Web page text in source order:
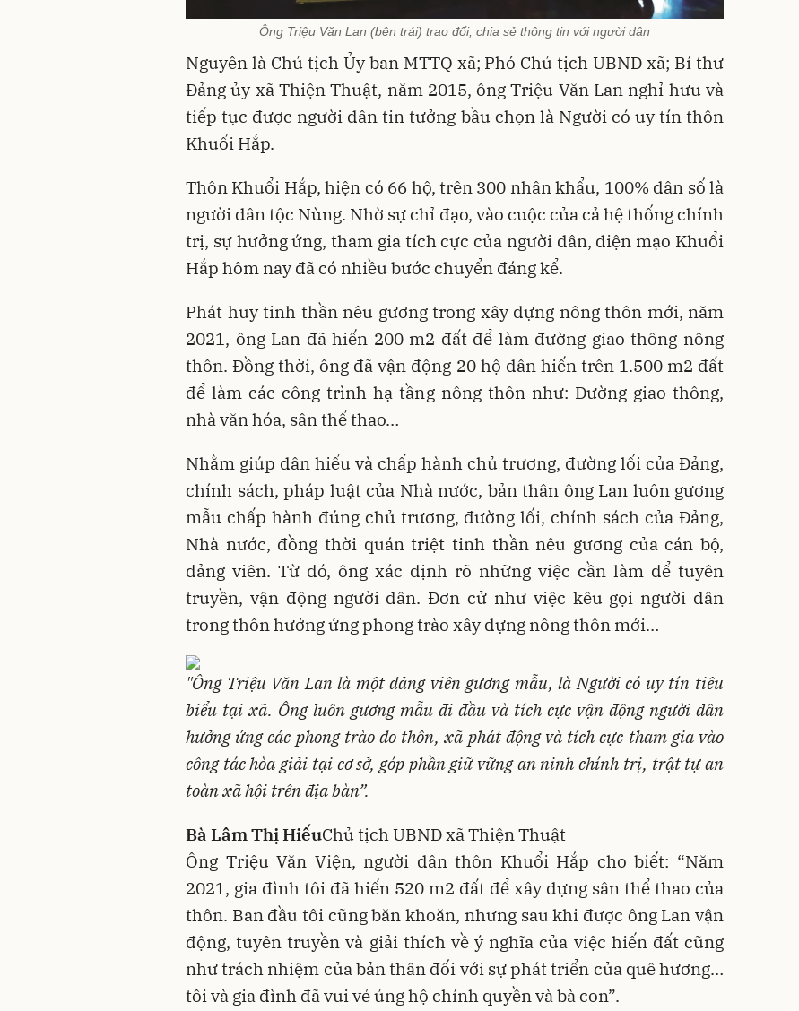
Ông Triệu Văn Lan (bên trái) trao đổi, chia sẻ thông tin với người dân
Nguyên là Chủ tịch Ủy ban MTTQ xã; Phó Chủ tịch UBND xã; Bí thư
Đảng ủy xã Thiện Thuật, năm 2015, ông Triệu Văn Lan nghỉ hưu và
tiếp tục được người dân tin tưởng bầu chọn là Người có uy tín thôn
Khuổi Hắp.
Thôn Khuổi Hắp, hiện có 66 hộ, trên 300 nhân khẩu, 100% dân số là
người dân tộc Nùng. Nhờ sự chỉ đạo, vào cuộc của cả hệ thống chính
trị, sự hưởng ứng, tham gia tích cực của người dân, diện mạo Khuổi
Hắp hôm nay đã có nhiều bước chuyển đáng kể.
Phát huy tinh thần nêu gương trong xây dựng nông thôn mới, năm
2021, ông Lan đã hiến 200 m2 đất để làm đường giao thông nông
thôn. Đồng thời, ông đã vận động 20 hộ dân hiến trên 1.500 m2 đất
để làm các công trình hạ tầng nông thôn như: Đường giao thông,
nhà văn hóa, sân thể thao…
Nhằm giúp dân hiểu và chấp hành chủ trương, đường lối của Đảng,
chính sách, pháp luật của Nhà nước, bản thân ông Lan luôn gương
mẫu chấp hành đúng chủ trương, đường lối, chính sách của Đảng,
Nhà nước, đồng thời quán triệt tinh thần nêu gương của cán bộ,
đảng viên. Từ đó, ông xác định rõ những việc cần làm để tuyên
truyền, vận động người dân. Đơn cử như việc kêu gọi người dân
trong thôn hưởng ứng phong trào xây dựng nông thôn mới…
"Ông Triệu Văn Lan là một đảng viên gương mẫu, là Người có uy tín tiêu
biểu tại xã. Ông luôn gương mẫu đi đầu và tích cực vận động người dân
hưởng ứng các phong trào do thôn, xã phát động và tích cực tham gia vào
công tác hòa giải tại cơ sở, góp phần giữ vững an ninh chính trị, trật tự an
toàn xã hội trên địa bàn”.
Bà Lâm Thị HiếuChủ tịch UBND xã Thiện Thuật
Ông Triệu Văn Viện, người dân thôn Khuổi Hắp cho biết: “Năm
2021, gia đình tôi đã hiến 520 m2 đất để xây dựng sân thể thao của
thôn. Ban đầu tôi cũng băn khoăn, nhưng sau khi được ông Lan vận
động, tuyên truyền và giải thích về ý nghĩa của việc hiến đất cũng
như trách nhiệm của bản thân đối với sự phát triển của quê hương…
tôi và gia đình đã vui vẻ ủng hộ chính quyền và bà con”.